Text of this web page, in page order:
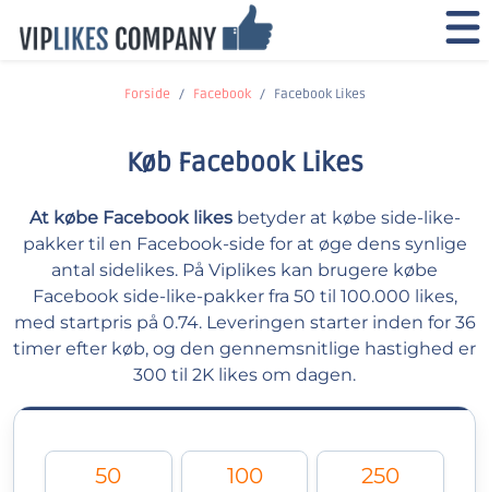
Forside Facebook Facebook Likes
Køb Facebook Likes
At købe Facebook likesbetyder at købe side-like-
pakker til en Facebook-side for at øge dens synlige
antal sidelikes. På Viplikes kan brugere købe
Facebook side-like-pakker fra 50 til 100.000 likes,
med startpris på 0.74. Leveringen starter inden for 36
timer efter køb, og den gennemsnitlige hastighed er
300 til 2K likes om dagen.
50
100
250